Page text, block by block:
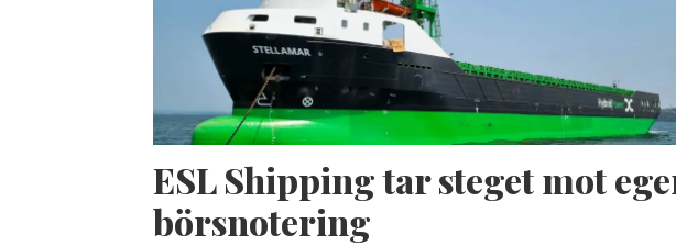
ESL Shipping tar steget mot
börsnotering